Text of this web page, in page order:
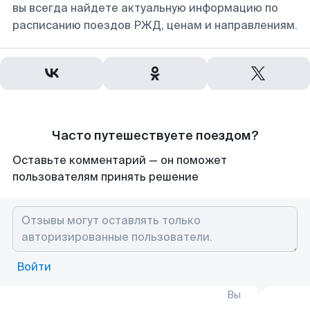
вы всегда найдете актуальную информацию по
расписанию поездов РЖД, ценам и направлениям.
Часто путешествуете поездом?
Оставьте комментарий — он поможет
пользователям принять решение
Войти
Вы